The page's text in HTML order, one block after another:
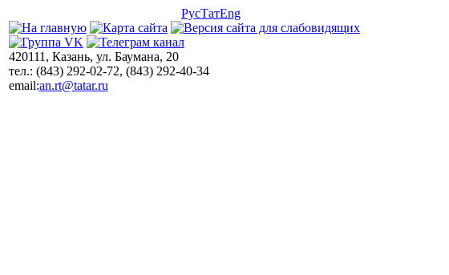
РусТатEng
420111, Казань, ул. Баумана, 20
тел.: (843) 292-02-72, (843) 292-40-34
email:an.rt@tatar.ru